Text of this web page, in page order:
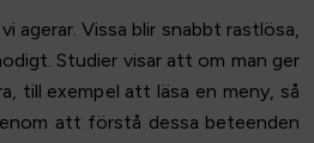
agerar. Vissa blir snabbt rastlösa,
Studier visar att om man ger
till exempel att läsa en meny, så
att förstå dessa beteenden